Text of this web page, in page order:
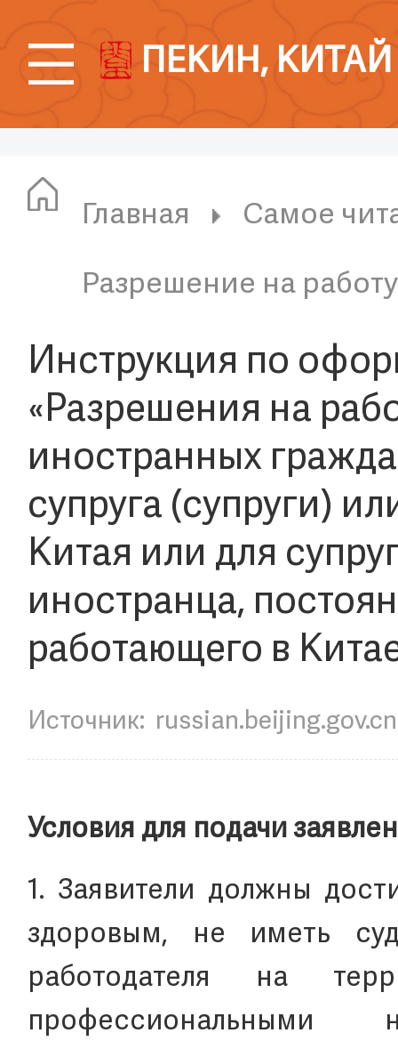
ПЕКИН, КИТАЙ
Главная
Самое
Разрешение на
Инструкция по
«Разрешения на
иностранных
супруга (супруги)
Китая или для
иностранца,
работающего в
Источник: russian.beijing.gov.cn
Условия для подачи
1. Заявители должны
здоровым, не иметь
работодателя на